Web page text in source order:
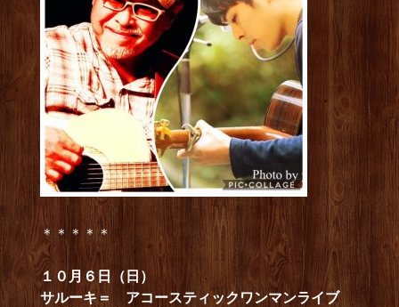
＊＊＊＊＊
１０月６日（日）
サルーキ＝ アコースティックワンマンライブ